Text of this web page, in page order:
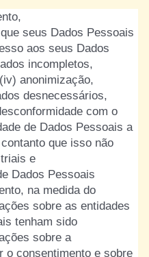
seus Dados Pessoais
aos seus Dados
incompletos,
anonimização,
desnecessários,
com o
de Dados Pessoais a
que isso não
e
Dados Pessoais
na medida do
sobre as entidades
tenham sido
sobre a
o consentimento e sobre